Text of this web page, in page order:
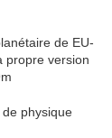
de EU-
propre version
physique